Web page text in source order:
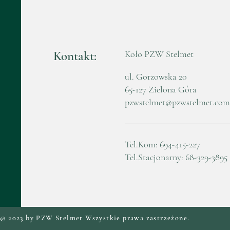
Kontakt:
Koło PZW Stelmet
ul. Gorzowska 20
65-127 Zielona Góra
pzwstelmet@pzwstelmet.com
Tel.Kom: 694-415-227
Tel.Stacjonarny: 68-329-3895
© 2023 by PZW Stelmet Wszystkie prawa zastrzeżone.